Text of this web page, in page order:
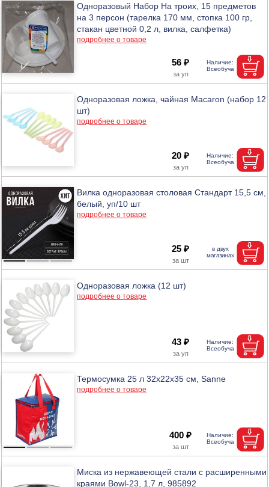
Одноразовый Набор На троих, 15 предметов
на 3 персон (тарелка 170 мм, стопка 100 гр,
стакан цветной 0,2 л, вилка, салфетка)
подробнее о товаре
56 ₽
Одноразовая ложка, чайная Macaron (набор 12
шт)
подробнее о товаре
20 ₽
Вилка одноразовая столовая Стандарт 15,5 см,
белый, уп/10 шт
подробнее о товаре
25 ₽
Одноразовая ложка (12 шт)
подробнее о товаре
43 ₽
Термосумка 25 л 32х22х35 см, Sanne
подробнее о товаре
400 ₽
Миска из нержавеющей стали с расширенными
краями Bowl-23, 1,7 л, 985892